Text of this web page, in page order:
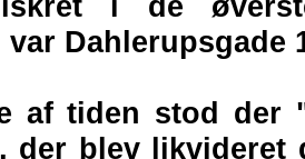
var Dahlerupsgade
af tiden stod der
der blev likvideret